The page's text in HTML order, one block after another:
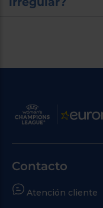
Contacto
Atención cliente